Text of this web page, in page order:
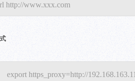
http://www.xxx.com
export https_proxy=http://